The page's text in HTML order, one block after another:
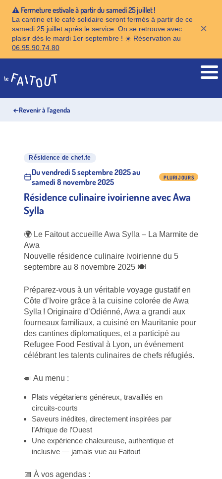
⚠️ Fermeture estivale à partir du samedi 25 juillet !
La cantine et le café solidaire seront fermés à partir de ce
samedi 25 juillet après le service. On se retrouve avec
plaisir dès le mardi 1er septembre ! ☀️ Réservation au
06.95.90.74.80
×
Accueil
←Revenir à l'agenda
Résidence de chef.fe
Du vendredi 5 septembre 2025 au
samedi 8 novembre 2025
PLURIJOURS
Résidence culinaire ivoirienne avec Awa
Sylla
🌍 Le Faitout accueille Awa Sylla – La Marmite de
Awa
Nouvelle résidence culinaire ivoirienne du 5
septembre au 8 novembre 2025 🍽️
Préparez-vous à un véritable voyage gustatif en
Côte d’Ivoire grâce à la cuisine colorée de Awa
Sylla ! Originaire d’Odiénné, Awa a grandi aux
fourneaux familiaux, a cuisiné en Mauritanie pour
des cantines diplomatiques, et a participé au
Refugee Food Festival à Lyon, un événement
célébrant les talents culinaires de chefs réfugiés.
🍛 Au menu :
Plats végétariens généreux, travaillés en
circuits‑courts
Saveurs inédites, directement inspirées par
l’Afrique de l’Ouest
Une expérience chaleureuse, authentique et
inclusive — jamais vue au Faitout
📅 À vos agendas :